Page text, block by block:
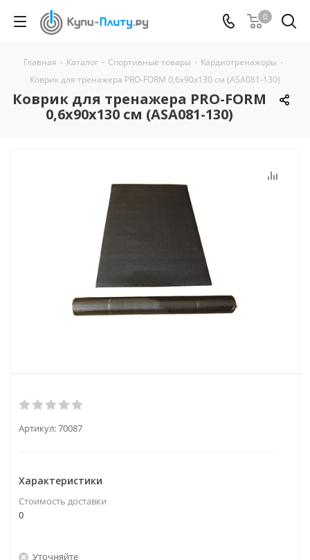
0
Главная - Каталог - Спортивные товары - Кардиотренажоры -
Коврик для тренажера PRO-FORM 0,6х90х130 см (ASA081-130)
Коврик для тренажера PRO-FORM
0,6х90х130 см (ASA081-130)
Артикул:70087
Характеристики
Стоимость доставки
0
Уточняйте